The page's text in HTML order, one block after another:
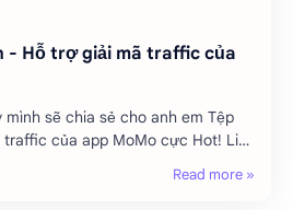
- Hỗ trợ giải mã traffic của
mình sẽ chia sẻ cho anh em Tệp